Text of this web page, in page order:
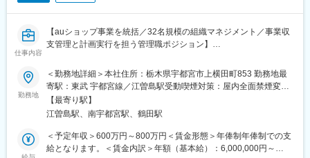
き継ぎます。1年後には月次収支の改善策や人材育成を主導し、部
門目標の達成を担います。3年後には事業計画の策定や新規領域の
■就業環境
特別休暇や福利厚生が整い、長期的に働きやすい制度がありま
す。転勤なく腰を据えたキャリア形成が可能です。残業は部門運
営の計画化や業務分担の見直しで抑制を図ります。研修や外部研
修費用の全額負担があり、管理職として学び直せます。
仕事内容
【auショップ事業を統括／32名規模の組織マネジメント／事業収
支管理と計画実行を担う管理職ポジション】
■業務内容
auショップ事業部長として、栃木県内3店舗、32名の組織を統括
します。店長を通じて現場を動かし、収支やKPIを見ながら事業計
画の実行に関わります。現場管理に留まらず、取引先連携や改善
判断まで担う立場です。経営に近い視点で、事業責任者の経験を
広げられます。
＜具体的な業務内容＞
・auショップ3店舗の売上進捗を確認し、事業目標の達成を推進
勤務地
＜勤務地詳細＞本社住所：栃木県宇都宮市上横田町853 勤務地最
寄駅：東武 宇都宮線／江曽島駅受動喫煙対策：屋内全面禁煙変更
の範囲：会社の定める事業所
【最寄り駅】
江曽島駅、南宇都宮駅、鶴田駅
＜予定年収＞600万円～800万円＜賃金形態＞年俸制年俸制での支
給となります。＜賃金内訳＞年額（基本給）：6,000,000円～